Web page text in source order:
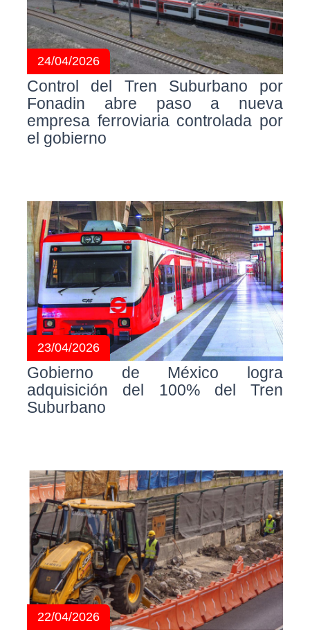
24/04/2026
Control del Tren Suburbano por
Fonadin abre paso a nueva
empresa ferroviaria controlada por
el gobierno
23/04/2026
Gobierno de México logra
adquisición del 100% del Tren
Suburbano
22/04/2026